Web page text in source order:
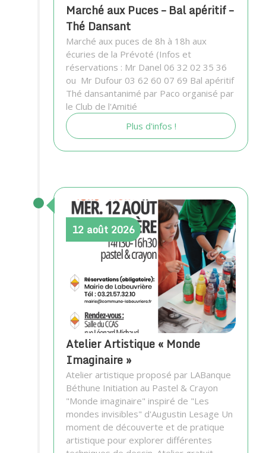
Marché aux Puces – Bal apéritif –
Thé Dansant
Marché aux puces de 8h à 18h aux
écuries de la Prévoté (Infos et
réservations : Mr Danel 06 32 02 35 36
ou Mr Dufour 03 62 60 07 69 Bal apéritif
Thé dansantanimé par Paco organisé par
le Club de l'Amitié
Plus d'infos !
12 août 2026
Atelier Artistique « Monde
Imaginaire »
Atelier artistique proposé par LABanque
Béthune Initiation au Pastel & Crayon
"Monde imaginaire" inspiré de "Les
mondes invisibles" d'Augustin Lesage Un
moment de découverte et de pratique
artistique pour explorer différentes